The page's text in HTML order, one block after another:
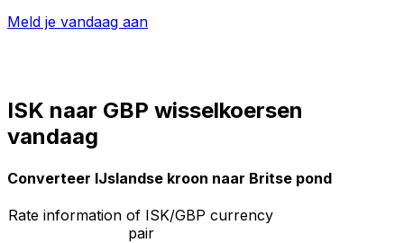
Meld je vandaag aan
ISK naar GBP wisselkoersen
vandaag
Converteer IJslandse kroon naar Britse pond
Rate information of ISK/GBP currency
pair